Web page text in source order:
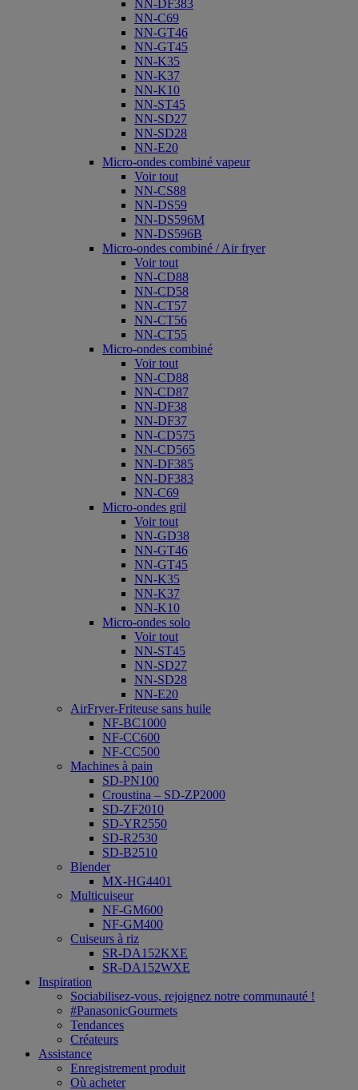
NN-DF383
NN-C69
NN-GT46
NN-GT45
NN-K35
NN-K37
NN-K10
NN-ST45
NN-SD27
NN-SD28
NN-E20
Micro-ondes combiné vapeur
Voir tout
NN-CS88
NN-DS59
NN-DS596M
NN-DS596B
Micro-ondes combiné / Air fryer
Voir tout
NN-CD88
NN-CD58
NN-CT57
NN-CT56
NN-CT55
Micro-ondes combiné
Voir tout
NN-CD88
NN-CD87
NN-DF38
NN-DF37
NN-CD575
NN-CD565
NN-DF385
NN-DF383
NN-C69
Micro-ondes gril
Voir tout
NN-GD38
NN-GT46
NN-GT45
NN-K35
NN-K37
NN-K10
Micro-ondes solo
Voir tout
NN-ST45
NN-SD27
NN-SD28
NN-E20
AirFryer-Friteuse sans huile
NF-BC1000
NF-CC600
NF-CC500
Machines à pain
SD-PN100
Croustina – SD-ZP2000
SD-ZF2010
SD-YR2550
SD-R2530
SD-B2510
Blender
MX-HG4401
Multicuiseur
NF-GM600
NF-GM400
Cuiseurs à riz
SR-DA152KXE
SR-DA152WXE
Inspiration
Sociabilisez-vous, rejoignez notre communauté !
#PanasonicGourmets
Tendances
Créateurs
Assistance
Enregistrement produit
Où acheter